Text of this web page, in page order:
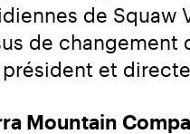
de Squaw
de
et
Mountain